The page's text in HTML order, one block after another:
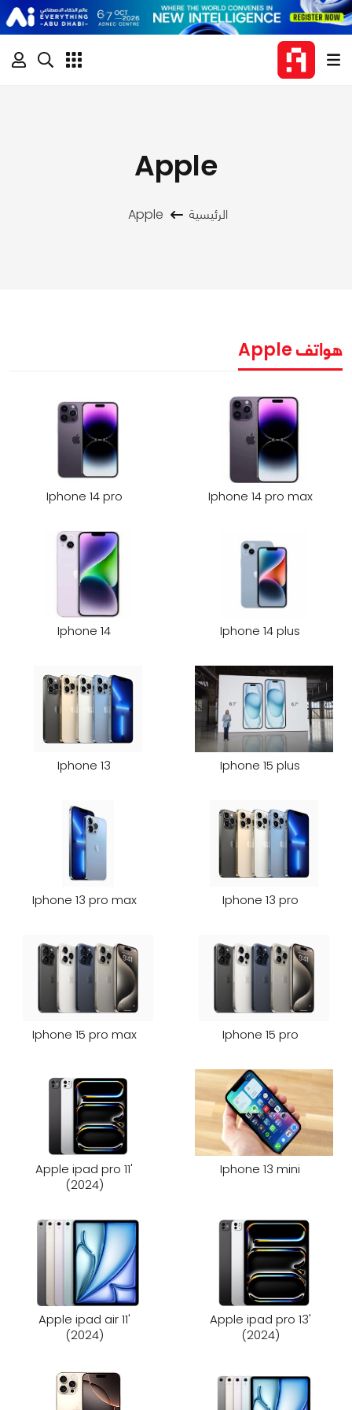
Apple
الرئيسية Apple
هواتف Apple
Iphone 14 pro max
Iphone 14 pro
Iphone 14 plus
Iphone 14
Iphone 15 plus
Iphone 13
Iphone 13 pro
Iphone 13 pro max
Iphone 15 pro
Iphone 15 pro max
Iphone 13 mini
Apple ipad pro 11'
(2024)
Apple ipad pro 13'
(2024)
Apple ipad air 11'
(2024)